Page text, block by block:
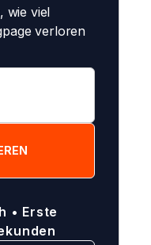
wie viel
verloren
• Erste